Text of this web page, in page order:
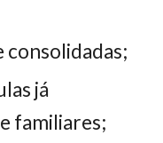
consolidadas;
já
familiares;